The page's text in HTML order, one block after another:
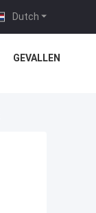
Dutch
GEVALLEN